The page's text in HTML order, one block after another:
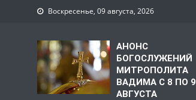
Воскресенье, 09 августа, 2026
АНОНС
БОГОСЛУЖЕНИЙ
МИТРОПОЛИТА
ВАДИМА С 8 ПО 9
АВГУСТА